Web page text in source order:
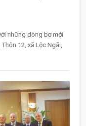
những dòng bơ mới
12, xã Lộc Ngãi,